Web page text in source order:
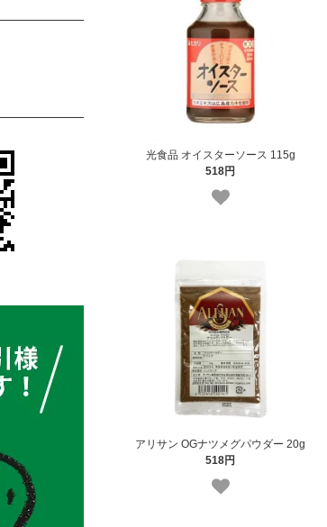
光食品 オイスターソース 115g
518円
アリサン OGナツメグパウダー 20g
518円